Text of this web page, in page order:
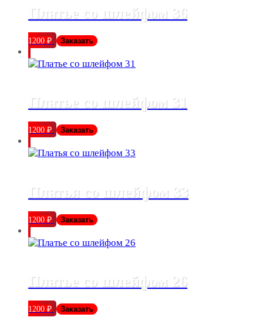
Платье со шлейфом 36
1200 ₽ Заказать
Платье со шлейфом 31
1200 ₽ Заказать
Платья со шлейфом 33
1200 ₽ Заказать
Платье со шлейфом 26
1200 ₽ Заказать